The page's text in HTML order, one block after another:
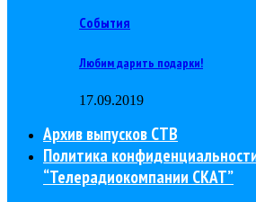
События
Любим дарить подарки!
17.09.2019
Архив выпусков СТВ
Политика
“Телерадиокомпании СКАТ”